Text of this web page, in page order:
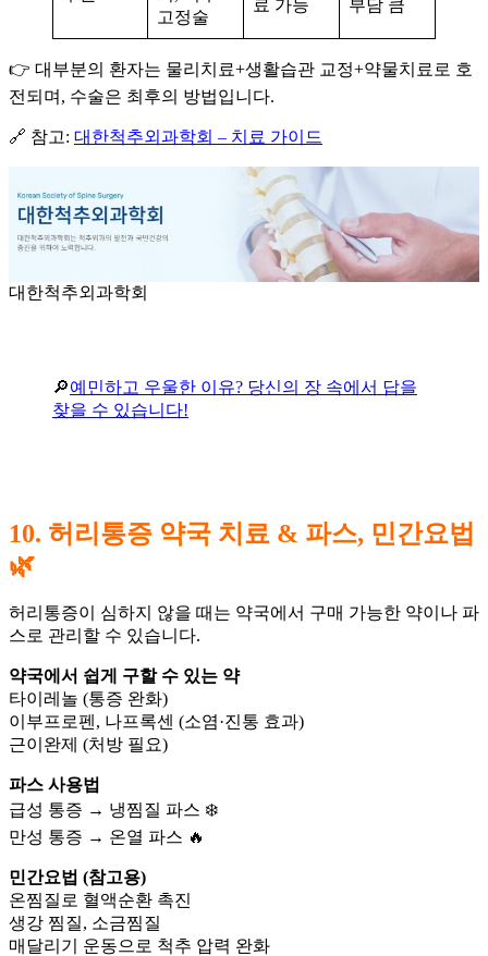
고정술
료 가능
부담 큼
👉 대부분의 환자는 물리치료+생활습관 교정+약물치료로 호
전되며, 수술은 최후의 방법입니다.
🔗 참고: 대한척추외과학회 – 치료 가이드
대한척추외과학회
🔎예민하고 우울한 이유? 당신의 장 속에서 답을
찾을 수 있습니다!
10. 허리통증 약국 치료 & 파스, 민간요법
🌿
허리통증이 심하지 않을 때는 약국에서 구매 가능한 약이나 파
스로 관리할 수 있습니다.
약국에서 쉽게 구할 수 있는 약
타이레놀 (통증 완화)
이부프로펜, 나프록센 (소염·진통 효과)
근이완제 (처방 필요)
파스 사용법
급성 통증 → 냉찜질 파스 ❄️
만성 통증 → 온열 파스 🔥
민간요법 (참고용)
온찜질로 혈액순환 촉진
생강 찜질, 소금찜질
매달리기 운동으로 척추 압력 완화